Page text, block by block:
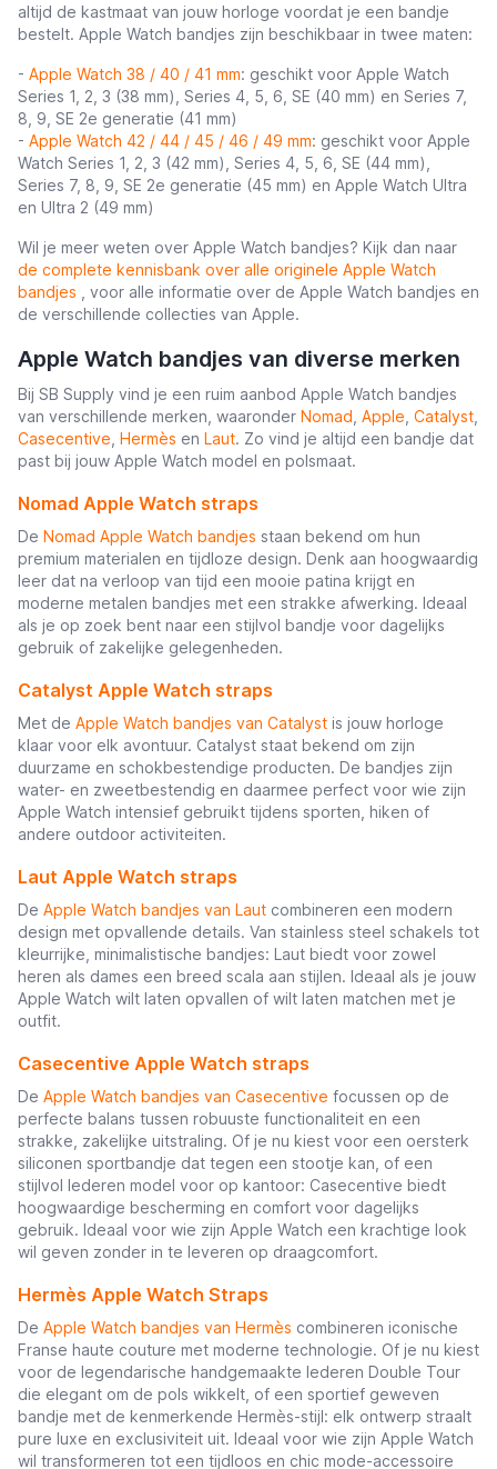
altijd de kastmaat van jouw horloge voordat je een bandje
bestelt. Apple Watch bandjes zijn beschikbaar in twee maten:
- Apple Watch 38 / 40 / 41 mm: geschikt voor Apple Watch
Series 1, 2, 3 (38 mm), Series 4, 5, 6, SE (40 mm) en Series 7,
8, 9, SE 2e generatie (41 mm)
- Apple Watch 42 / 44 / 45 / 46 / 49 mm: geschikt voor Apple
Watch Series 1, 2, 3 (42 mm), Series 4, 5, 6, SE (44 mm),
Series 7, 8, 9, SE 2e generatie (45 mm) en Apple Watch Ultra
en Ultra 2 (49 mm)
Wil je meer weten over Apple Watch bandjes? Kijk dan naar
de complete kennisbank over alle originele Apple Watch
bandjes
, voor alle informatie over de Apple Watch bandjes en
de verschillende collecties van Apple.
Apple Watch bandjes van diverse merken
Bij SB Supply vind je een ruim aanbod Apple Watch bandjes
van verschillende merken, waaronder Nomad Apple Catalyst
Casecentive Hermès en Laut. Zo vind je altijd een bandje dat
past bij jouw Apple Watch model en polsmaat.
Nomad Apple Watch straps
De Nomad Apple Watch bandjes staan bekend om hun
premium materialen en tijdloze design. Denk aan hoogwaardig
leer dat na verloop van tijd een mooie patina krijgt en
moderne metalen bandjes met een strakke afwerking. Ideaal
als je op zoek bent naar een stijlvol bandje voor dagelijks
gebruik of zakelijke gelegenheden.
Catalyst Apple Watch straps
Met de Apple Watch bandjes van Catalyst is jouw horloge
klaar voor elk avontuur. Catalyst staat bekend om zijn
duurzame en schokbestendige producten. De bandjes zijn
water- en zweetbestendig en daarmee perfect voor wie zijn
Apple Watch intensief gebruikt tijdens sporten, hiken of
andere outdoor activiteiten.
Laut Apple Watch straps
De Apple Watch bandjes van Laut combineren een modern
design met opvallende details. Van stainless steel schakels tot
kleurrijke, minimalistische bandjes: Laut biedt voor zowel
heren als dames een breed scala aan stijlen. Ideaal als je jouw
Apple Watch wilt laten opvallen of wilt laten matchen met je
outfit.
Casecentive Apple Watch straps
De Apple Watch bandjes van Casecentive focussen op de
perfecte balans tussen robuuste functionaliteit en een
strakke, zakelijke uitstraling. Of je nu kiest voor een oersterk
siliconen sportbandje dat tegen een stootje kan, of een
stijlvol lederen model voor op kantoor: Casecentive biedt
hoogwaardige bescherming en comfort voor dagelijks
gebruik. Ideaal voor wie zijn Apple Watch een krachtige look
wil geven zonder in te leveren op draagcomfort.
Hermès Apple Watch Straps
De Apple Watch bandjes van Hermès combineren iconische
Franse haute couture met moderne technologie. Of je nu kiest
voor de legendarische handgemaakte lederen Double Tour
die elegant om de pols wikkelt, of een sportief geweven
bandje met de kenmerkende Hermès-stijl: elk ontwerp straalt
pure luxe en exclusiviteit uit. Ideaal voor wie zijn Apple Watch
wil transformeren tot een tijdloos en chic mode-accessoire